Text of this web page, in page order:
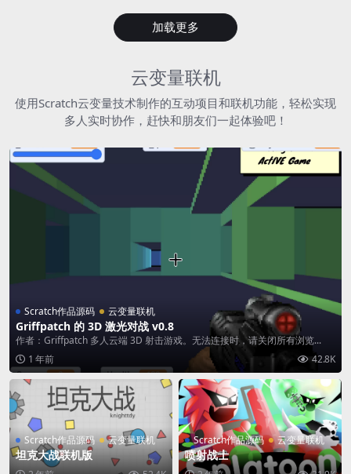
加载更多
云变量联机
使用Scratch云变量技术制作的互动项目和联机功能，轻松实现
多人实时协作，赶快和朋友们一起体验吧！
Scratch作品源码 云变量联机
Griffpatch 的 3D 激光对战 v0.8
作者：Griffpatch 多人云端 3D 射击游戏。无法连接时，请关闭所有浏览...
1 年前
42.8K
Scratch作品源码 云变量联机
坦克大战联机版
Scratch作品源码 云变量联机
喷射战士